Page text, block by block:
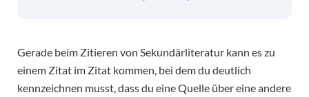
Gerade beim Zitieren von Sekundärliteratur kann es zu
einem Zitat im Zitat kommen, bei dem du deutlich
kennzeichnen musst, dass du eine Quelle über eine andere